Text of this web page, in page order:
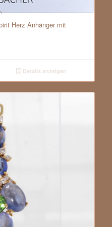
Herz Anhänger mit
Details anzeigen